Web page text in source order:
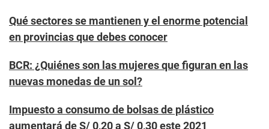
Qué sectores se mantienen y el enorme potencial
en provincias que debes conocer
BCR: ¿Quiénes son las mujeres que figuran en las
nuevas monedas de un sol?
Impuesto a consumo de bolsas de plástico
aumentará de S/ 0,20 a S/ 0,30 este 2021